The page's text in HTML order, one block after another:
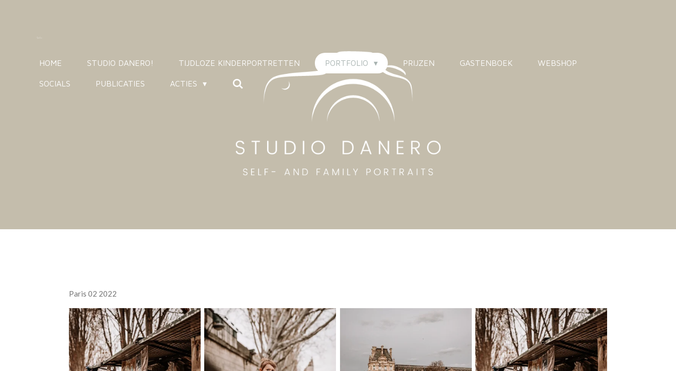
hoofdinhoudHOME STUDIO DANERO! TIJDLOZE KINDERPORTRETTEN PORTFOLIO PRIJZEN GASTENBOEK WEBSHOP
SOCIALS PUBLICATIES ACTIES
Paris 02 2022